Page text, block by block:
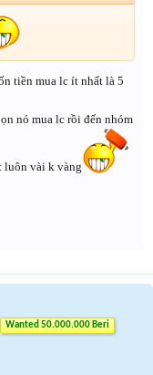
tiền mua lc ít nhất là 5
nó mua lc rồi đến nhóm
luôn vài k vàng
Wanted 50.000.000 Beri